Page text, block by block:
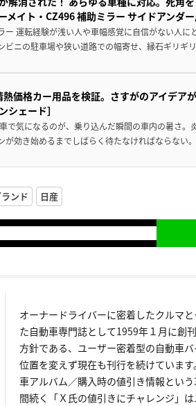
イト・CZ496 補助ミラー サイドアンダー
運転経験が浅い人や車幅感覚に自信がない人にと
ニの駐車場や狭い道路での幅寄せ、縁石ギリギ
価格カー用品を検証。さすがのアイデア
ェード］
で気になるのが、乗り込んだ瞬間の車内の暑さ。
効き始めるまでしばらく待たなければならない
ンド 日産
オーナードライバーに密着したクルマ
た自動車専門誌として1959年１月に創
方針である、ユーザー密着型の自動車
位置を変えず現在も刊行を続けていま
車アルバム／購入時の値引き情報とい
間続く「Ｘ氏の値引きにチャレンジ」